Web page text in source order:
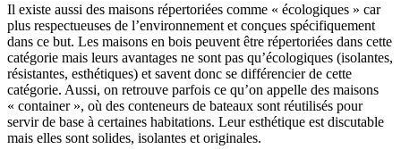
Il existe aussi des maisons répertoriées comme « écologiques » car
plus respectueuses de l’environnement et conçues spécifiquement
dans ce but. Les maisons en bois peuvent être répertoriées dans cette
catégorie mais leurs avantages ne sont pas qu’écologiques (isolantes,
résistantes, esthétiques) et savent donc se différencier de cette
catégorie. Aussi, on retrouve parfois ce qu’on appelle des maisons
« container », où des conteneurs de bateaux sont réutilisés pour
servir de base à certaines habitations. Leur esthétique est discutable
mais elles sont solides, isolantes et originales.